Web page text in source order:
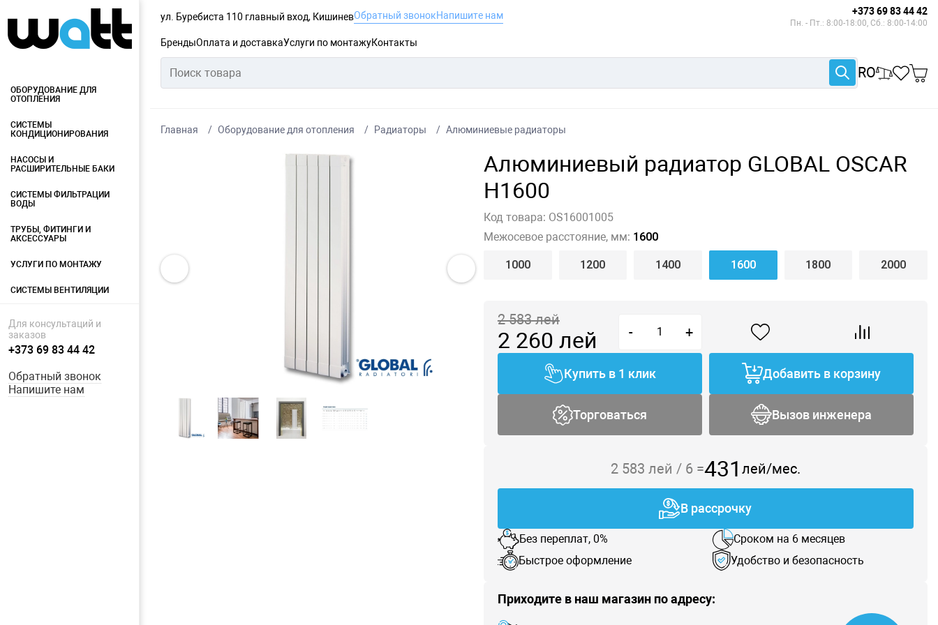
ул. Буребиста 110 главный вход, КишиневОбратный звонокНапишите нам +373 69 83 44 42
Пн. - Пт.: 8:00-18:00, Сб.: 8:00-14:00
БрендыОплата и доставкаУслуги по монтажуКонтакты
RO
ОБОРУДОВАНИЕ ДЛЯ
ОТОПЛЕНИЯ
СИСТЕМЫ
КОНДИЦИОНИРОВАНИЯ
НАСОСЫ И
РАСШИРИТЕЛЬНЫЕ БАКИ
СИСТЕМЫ ФИЛЬТРАЦИИ
ВОДЫ
ТРУБЫ, ФИТИНГИ И
АКСЕССУАРЫ
УСЛУГИ ПО МОНТАЖУ
СИСТЕМЫ ВЕНТИЛЯЦИИ
Для консультаций и
заказов
+373 69 83 44 42
Обратный звонок
Напишите нам
Главная Оборудование для отопления Радиаторы Алюминиевые радиаторы
Алюминиевый радиатор GLOBAL OSCAR
H1600
Код товара: OS16001005
Межосевое расстояние, мм: 1600
1000 1200 1400 1600 1800 2000
2 583лей
2 260 лей - +
Купить в 1 клик Добавить в корзину
Торговаться Вызов инженера
2 583 лей / 6=431 лей/мес.
В рассрочку
Без переплат, 0%
Сроком на 6 месяцев
Быстрое оформление
Удобство и безопасность
Приходите в наш магазин по адресу: